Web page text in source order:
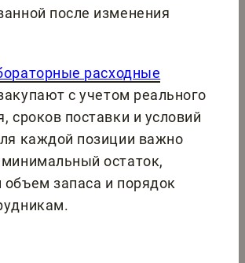
после изменения
расходные
с учетом реального
сроков поставки и условий
каждой позиции важно
остаток,
запаса и порядок